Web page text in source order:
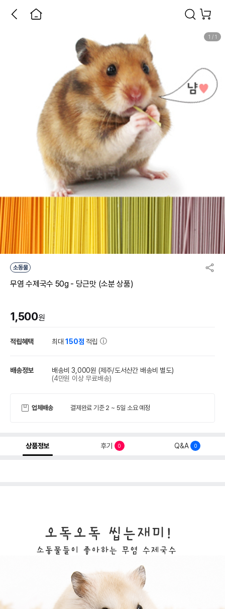
1 / 1
소동물
무염 수제국수 50g - 당근맛 (소분 상품)
1,500원
적립혜택 최대150점 적립
배송정보 배송비 3,000원 (제주/도서산간 배송비 별도)
(4만원 이상 무료배송)
업체배송 결제완료 기준 2 ~ 5일 소요 예정
상품정보 후기 0 Q&A 0